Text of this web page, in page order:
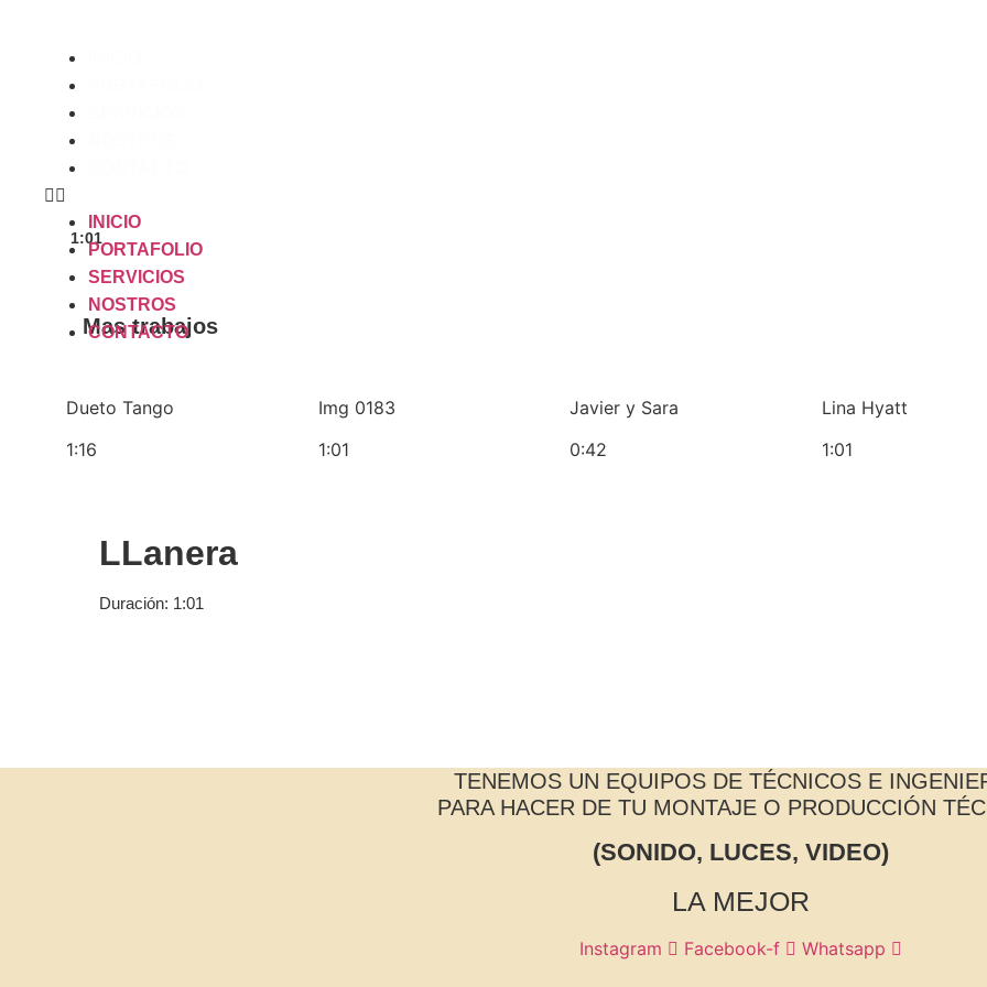
INICIO
PORTAFOLIO
SERVICIOS
NOSTROS
CONTACTO
1:01
Mas trabajos
Dueto Tango
1:16
Img 0183
1:01
Javier y Sara
0:42
Lina Hyatt
1:01
LLanera
Duración: 1:01
TENEMOS UN EQUIPOS DE TÉCNICOS E
PARA HACER DE TU MONTAJE O PRODUCCIÓN
(SONIDO, LUCES, VIDEO)
LA MEJOR
Instagram Facebook-f Whatsapp